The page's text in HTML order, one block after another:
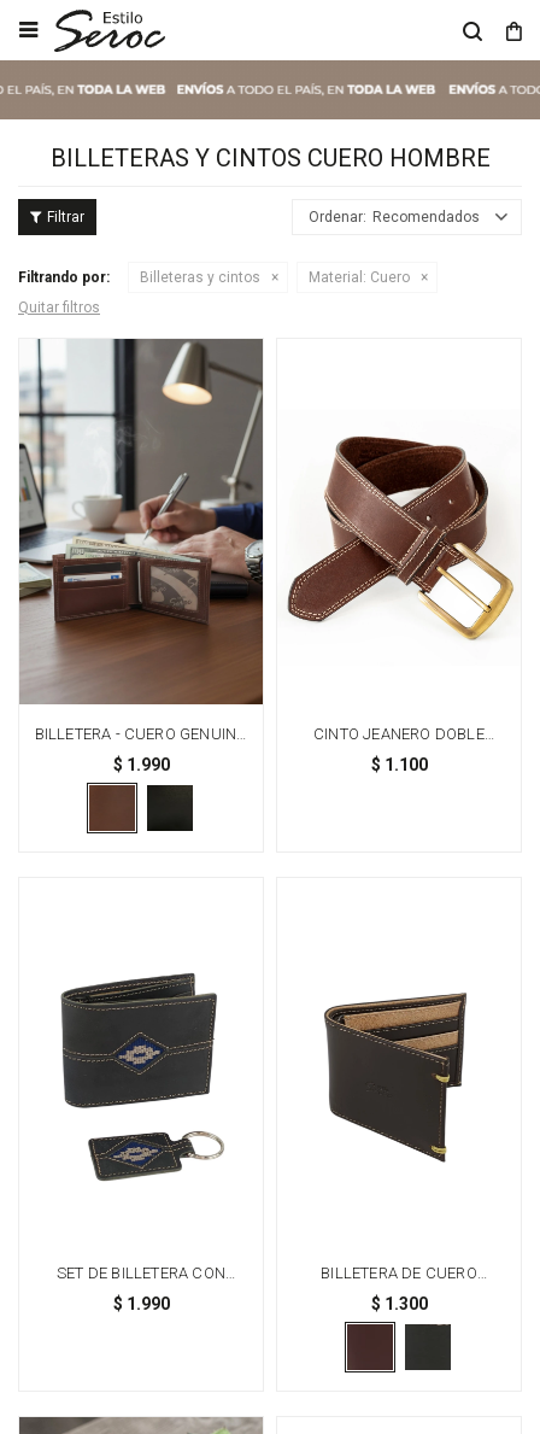

BILLETERAS Y CINTOS CUERO HOMBRE
Recomendados
Filtrando por: Billeteras y cintos Material: Cuero
Quitar filtros
BILLETERA - CUERO GENUINO
CON TARJETERO EXTRAÍBLE -
MARRÓN
$ 1.990
CINTO JEANERO DOBLE
COSTURA N°12
$ 1.100
SET DE BILLETERA CON
GUARDAPAMPA Y LLAVERO -
$ 1.990
BILLETERA DE CUERO
GENUINO 100%: ESTILO
CLÁSICO CON ACABADO DE
MARRÓN
$ 1.300